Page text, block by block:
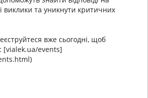
виклики та уникнути критичних
вже сьогодні, щоб
[vialek.ua/events]